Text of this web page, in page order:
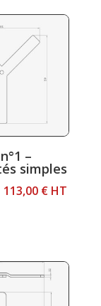
prix :
–
simples
113,00 €Plage
à
113,00 €
HT